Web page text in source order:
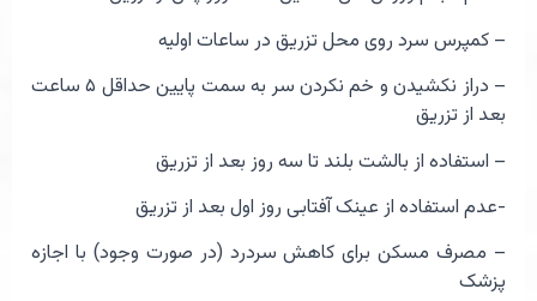
– کمپرس سرد روی محل تزریق در ساعات اولیه
– دراز نکشیدن و خم نکردن سر به سمت پایین حداقل ۵ ساعت
بعد از تزریق
– استفاده از بالشت بلند تا سه روز بعد از تزریق
-عدم استفاده از عینک آفتابی روز اول بعد از تزریق
– مصرف مسکن برای کاهش سردرد (در صورت وجود) با اجازه
پزشک